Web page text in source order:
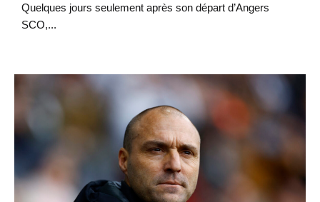
Quelques jours seulement après son départ d’Angers
SCO,...